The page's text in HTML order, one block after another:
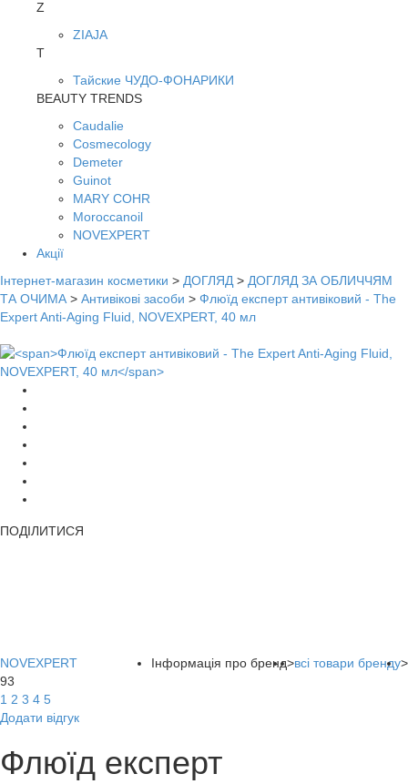
Z
ZIAJA
Т
Тайские ЧУДО-ФОНАРИКИ
BEAUTY TRENDS
Caudalie
Cosmecology
Demeter
Guinot
MARY COHR
Moroccanoil
NOVEXPERT
Акції
Інтернет-магазин косметики > ДОГЛЯД > ДОГЛЯД ЗА ОБЛИЧЧЯМ
ТА ОЧИМА > Антивікові засоби > Флюїд експерт антивіковий - The
Expert Anti-Aging Fluid, NOVEXPERT, 40 мл
ПОДІЛИТИСЯ
Інформація про бренд>всі товари бренду>
NOVEXPERT
93
1 2 3 4 5
Додати відгук
Флюїд експерт